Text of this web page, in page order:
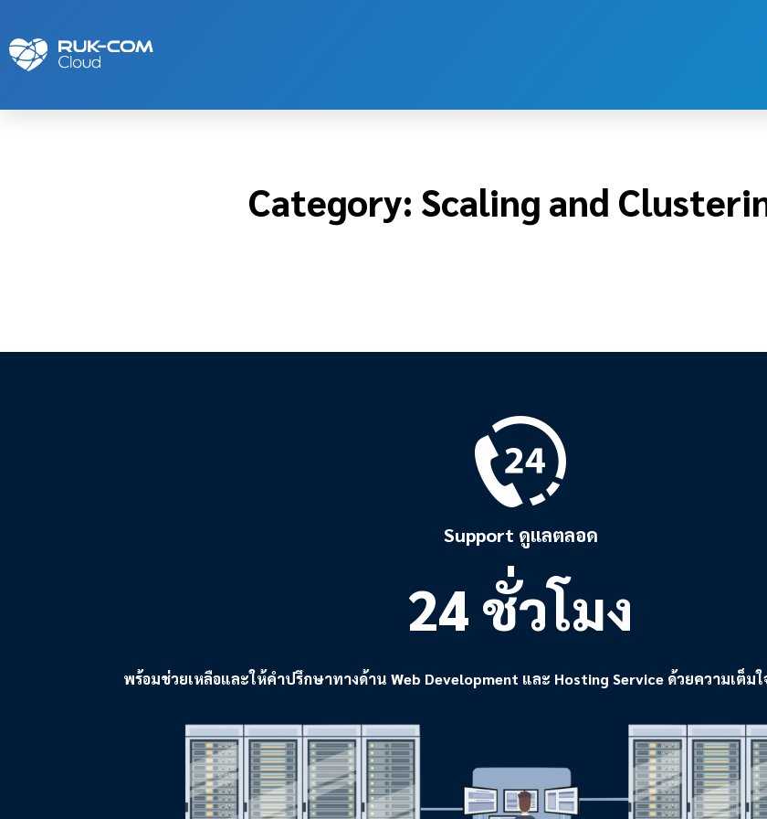
Category: Scaling and Clustering
Category: Scaling and
Support ดูแลตลอด
24 ชั่วโมง
พร้อมช่วยเหลือและให้คำปรึกษาทางด้าน Web Development และ Hosting Service ด้วยความเต็ม